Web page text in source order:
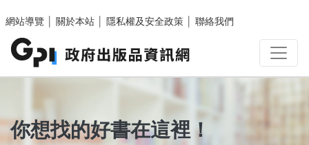
網站導覽
關於本站 隱私權及安全政策 聯絡我們
你想找的好書在這裡！